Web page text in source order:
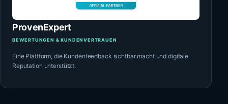
ProvenExpert
BEWERTUNGEN & KUNDENVERTRAUEN
Eine Plattform, die Kundenfeedback sichtbar macht und digitale
Reputation unterstützt.